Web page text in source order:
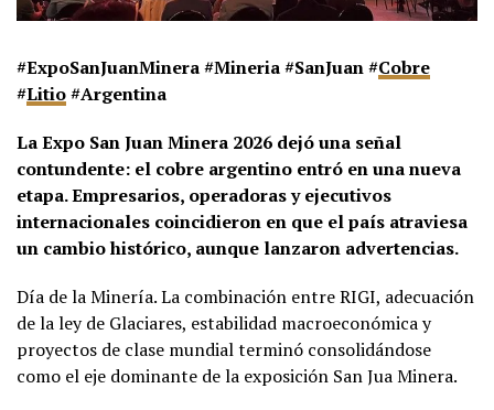
#ExpoSanJuanMinera #Mineria #SanJuan #Cobre
#Litio#Argentina
La Expo San Juan Minera 2026 dejó una señal
contundente: el cobre argentino entró en una nueva
etapa. Empresarios, operadoras y ejecutivos
internacionales coincidieron en que el país atraviesa
un cambio histórico, aunque lanzaron advertencias.
Día de la Minería. La combinación entre RIGI, adecuación
de la ley de Glaciares, estabilidad macroeconómica y
proyectos de clase mundial terminó consolidándose
como el eje dominante de la exposición San Jua Minera.